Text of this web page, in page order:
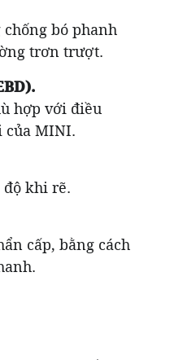
bó phanh
trơn trượt.
hợp với điều
của MINI.
độ khi rẽ.
cấp, bằng cách